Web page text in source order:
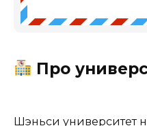
Про
Шэньси университет